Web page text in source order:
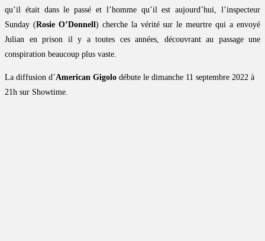
qu’il était dans le passé et l’homme qu’il est aujourd’hui, l’inspecteur
Sunday (Rosie O’Donnell) cherche la vérité sur le meurtre qui a envoyé
Julian en prison il y a toutes ces années, découvrant au passage une
conspiration beaucoup plus vaste.
La diffusion d’American Gigolo débute le dimanche 11 septembre 2022 à
21h sur Showtime.